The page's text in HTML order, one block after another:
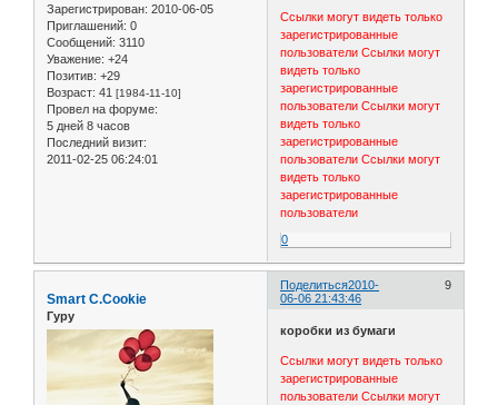
Зарегистрирован: 2010-06-05
Приглашений: 0
Сообщений: 3110
Уважение: +24
Позитив: +29
Возраст: 41 [1984-11-10]
Провел на форуме:
5 дней 8 часов
Последний визит:
2011-02-25 06:24:01
Ссылки могут видеть только
зарегистрированные
пользователи Ссылки могут
видеть только
зарегистрированные
пользователи Ссылки могут
видеть только
зарегистрированные
пользователи Ссылки могут
видеть только
зарегистрированные
пользователи
0
Поделиться 9
2010-
06-06 21:43:46
Smart C.Cookie
Гуру
коробки из бумаги
Ссылки могут видеть только
зарегистрированные
пользователи Ссылки могут